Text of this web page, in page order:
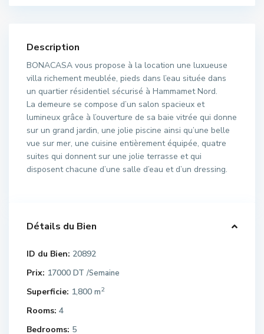
Description
BONACASA vous propose à la location une luxueuse
villa richement meublée, pieds dans l’eau située dans
un quartier résidentiel sécurisé à Hammamet Nord.
La demeure se compose d’un salon spacieux et
lumineux grâce à l’ouverture de sa baie vitrée qui donne
sur un grand jardin, une jolie piscine ainsi qu’une belle
vue sur mer, une cuisine entièrement équipée, quatre
suites qui donnent sur une jolie terrasse et qui
disposent chacune d’une salle d’eau et d’un dressing.
Détails du Bien
ID du Bien: 20892
Prix: 17000 DT /Semaine
Superficie: 1,800 m2
Rooms: 4
Bedrooms: 5